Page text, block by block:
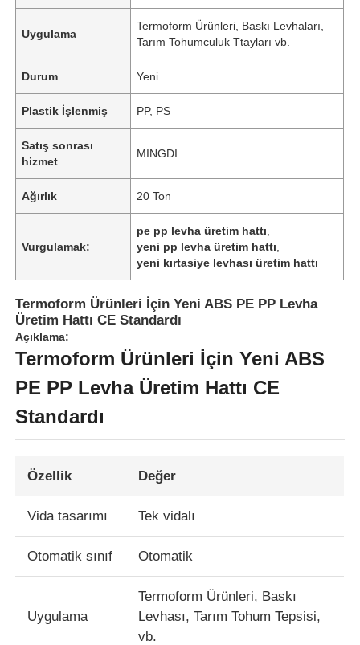
Uygulama
Termoform Ürünleri, Baskı Levhaları,
Tarım Tohumculuk Ttayları vb.
Durum Yeni
Plastik İşlenmiş PP, PS
Satış sonrası
hizmet
MINGDI
Ağırlık 20 Ton
Vurgulamak:
pe pp levha üretim hattı
yeni pp levha üretim hattı
yeni kırtasiye levhası üretim hattı
Termoform Ürünleri İçin Yeni ABS PE PP Levha
Üretim Hattı CE Standardı
Açıklama:
Termoform Ürünleri İçin Yeni ABS
PE PP Levha Üretim Hattı CE
Standardı
Özellik Değer
Vida tasarımı Tek vidalı
Otomatik sınıf Otomatik
Uygulama
Termoform Ürünleri, Baskı
Levhası, Tarım Tohum Tepsisi,
vb.